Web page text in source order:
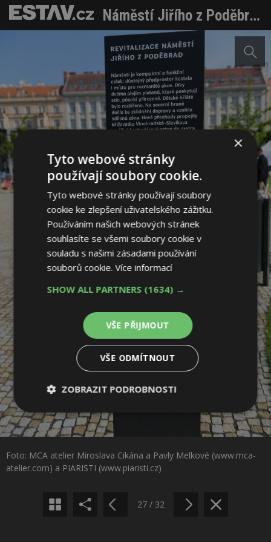
Náměstí Jiřího z Poděbrad v Praze se proměnilo v živý přírodní park, pomáhá zadržovat dešťovou vodu a reaguje na klimatické změny
Foto: MCA atelier Miroslava Cikána a Pavly Melkové (www.mca-
atelier.com) a PIARISTI (www.piaristi.cz)
Sdílet na Facebooku
Sdílet na Pinterestu
27 / 32
×
Tyto webové stránky
používají soubory cookie.
Tyto webové stránky používají soubory
cookie ke zlepšení uživatelského zážitku.
Používáním našich webových stránek
souhlasíte se všemi soubory cookie v
souladu s našimi zásadami používání
souborů cookie.Více informací
SHOW ALL PARTNERS (1634) →
VŠE PŘIJMOUT
VŠE ODMÍTNOUT
ZOBRAZIT PODROBNOSTI
Nezbytně
nutné
soubory
Soubory
cílení